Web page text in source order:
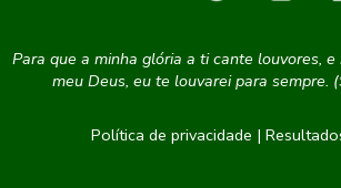
Para que a minha glória a ti cante louvores, e
meu Deus, eu te louvarei para sempre.
Política de privacidade |